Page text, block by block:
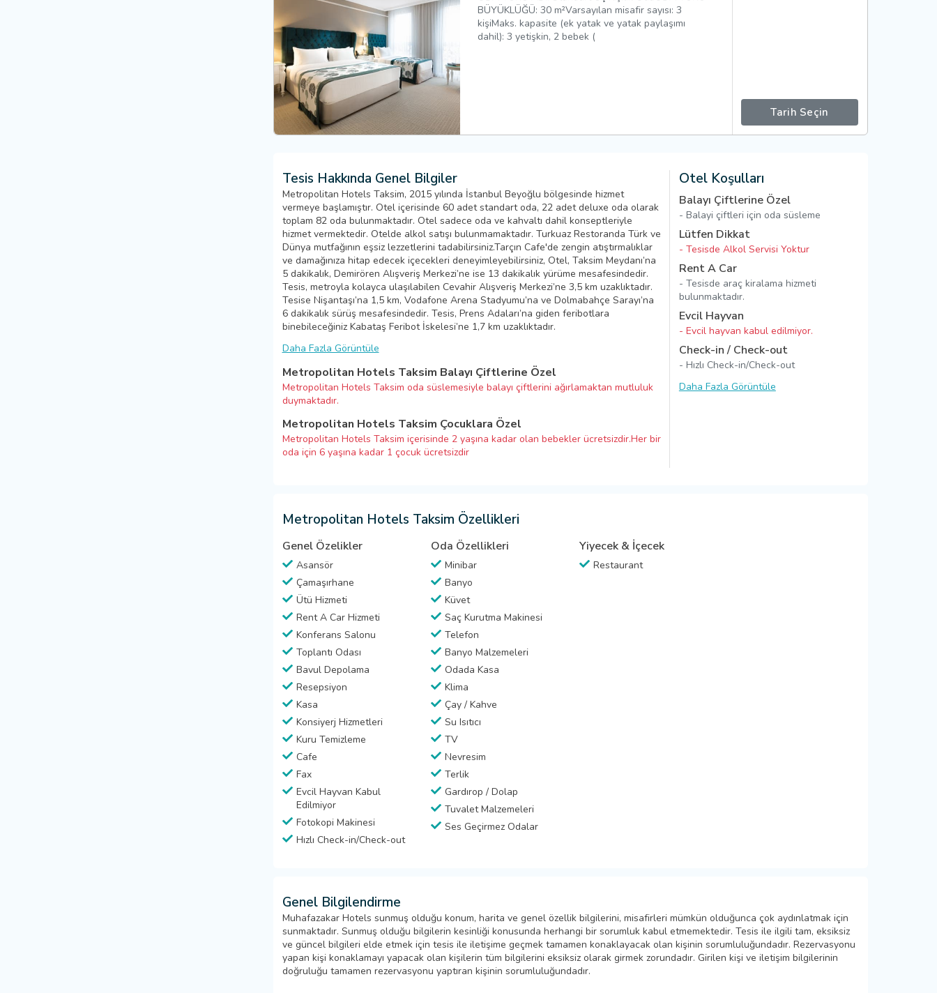
BÜYÜKLÜĞÜ: 30 m²Varsayılan misafir sayısı: 3
kişiMaks. kapasite (ek yatak ve yatak paylaşımı
dahil): 3 yetişkin, 2 bebek (
Tarih Seçin
Tesis Hakkında Genel Bilgiler
Metropolitan Hotels Taksim, 2015 yılında İstanbul Beyoğlu bölgesinde hizmet
vermeye başlamıştır. Otel içerisinde 60 adet standart oda, 22 adet deluxe oda olarak
toplam 82 oda bulunmaktadır. Otel sadece oda ve kahvaltı dahil konseptleriyle
hizmet vermektedir. Otelde alkol satışı bulunmamaktadır. Turkuaz Restoranda Türk ve
Dünya mutfağının eşsiz lezzetlerini tadabilirsiniz.Tarçın Cafe'de zengin atıştırmalıklar
ve damağınıza hitap edecek içecekleri deneyimleyebilirsiniz, Otel, Taksim Meydanı’na
5 dakikalık, Demirören Alışveriş Merkezi’ne ise 13 dakikalık yürüme mesafesindedir.
Tesis, metroyla kolayca ulaşılabilen Cevahir Alışveriş Merkezi’ne 3,5 km uzaklıktadır.
Tesise Nişantaşı’na 1,5 km, Vodafone Arena Stadyumu’na ve Dolmabahçe Sarayı’na
6 dakikalık sürüş mesafesindedir. Tesis, Prens Adaları’na giden feribotlara
binebileceğiniz Kabataş Feribot İskelesi’ne 1,7 km uzaklıktadır.
Daha Fazla Görüntüle
Metropolitan Hotels Taksim Balayı Çiftlerine Özel
Metropolitan Hotels Taksim oda süslemesiyle balayı çiftlerini ağırlamaktan mutluluk
duymaktadır.
Metropolitan Hotels Taksim Çocuklara Özel
Metropolitan Hotels Taksim içerisinde 2 yaşına kadar olan bebekler ücretsizdir.Her bir
oda için 6 yaşına kadar 1 çocuk ücretsizdir
Otel Koşulları
Balayı Çiftlerine Özel
- Balayi çiftleri için oda süsleme
Lütfen Dikkat
- Tesisde Alkol Servisi Yoktur
Rent A Car
- Tesisde araç kiralama hizmeti
bulunmaktadır.
Evcil Hayvan
- Evcil hayvan kabul edilmiyor.
Check-in / Check-out
- Hızlı Check-in/Check-out
Daha Fazla Görüntüle
Metropolitan Hotels Taksim Özellikleri
Genel Özelikler
Asansör
Çamaşırhane
Ütü Hizmeti
Rent A Car Hizmeti
Konferans Salonu
Toplantı Odası
Bavul Depolama
Resepsiyon
Kasa
Konsiyerj Hizmetleri
Kuru Temizleme
Cafe
Fax
Evcil Hayvan Kabul
Edilmiyor
Fotokopi Makinesi
Hızlı Check-in/Check-out
Oda Özellikleri
Minibar
Banyo
Küvet
Saç Kurutma Makinesi
Telefon
Banyo Malzemeleri
Odada Kasa
Klima
Çay / Kahve
Su Isıtıcı
TV
Nevresim
Terlik
Gardırop / Dolap
Tuvalet Malzemeleri
Ses Geçirmez Odalar
Yiyecek & İçecek
Restaurant
Genel Bilgilendirme
Muhafazakar Hotels sunmuş olduğu konum, harita ve genel özellik bilgilerini, misafirleri mümkün olduğunca çok aydınlatmak için
sunmaktadır. Sunmuş olduğu bilgilerin kesinliği konusunda herhangi bir sorumluk kabul etmemektedir. Tesis ile ilgili tam, eksiksiz
ve güncel bilgileri elde etmek için tesis ile iletişime geçmek tamamen konaklayacak olan kişinin sorumluluğundadır. Rezervasyonu
yapan kişi konaklamayı yapacak olan kişilerin tüm bilgilerini eksiksiz olarak girmek zorundadır. Girilen kişi ve iletişim bilgilerinin
doğruluğu tamamen rezervasyonu yaptıran kişinin sorumluluğundadır.